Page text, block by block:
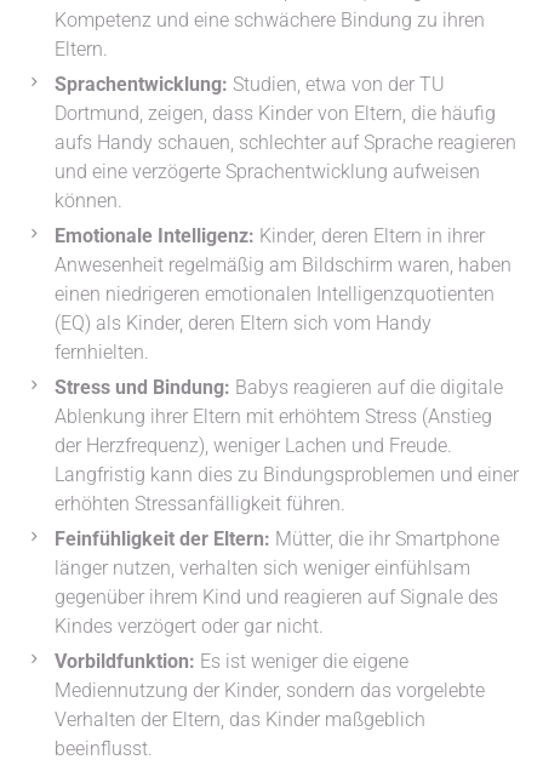
Kompetenz und eine schwächere Bindung zu ihren
Eltern.
Sprachentwicklung: Studien, etwa von der TU
Dortmund, zeigen, dass Kinder von Eltern, die häufig
aufs Handy schauen, schlechter auf Sprache reagieren
und eine verzögerte Sprachentwicklung aufweisen
können.
Emotionale Intelligenz: Kinder, deren Eltern in ihrer
Anwesenheit regelmäßig am Bildschirm waren, haben
einen niedrigeren emotionalen Intelligenzquotienten
(EQ) als Kinder, deren Eltern sich vom Handy
fernhielten.
Stress und Bindung: Babys reagieren auf die digitale
Ablenkung ihrer Eltern mit erhöhtem Stress (Anstieg
der Herzfrequenz), weniger Lachen und Freude.
Langfristig kann dies zu Bindungsproblemen und einer
erhöhten Stressanfälligkeit führen.
Feinfühligkeit der Eltern: Mütter, die ihr Smartphone
länger nutzen, verhalten sich weniger einfühlsam
gegenüber ihrem Kind und reagieren auf Signale des
Kindes verzögert oder gar nicht.
Vorbildfunktion: Es ist weniger die eigene
Mediennutzung der Kinder, sondern das vorgelebte
Verhalten der Eltern, das Kinder maßgeblich
beeinflusst.